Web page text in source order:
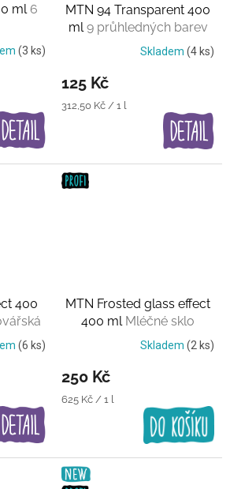
ml 6
(3 ks)
MTN 94 Transparent 400
ml 9 průhledných barev
Skladem (4 ks)
125 Kč
Měrná
312,50 Kč / 1 l
400
(6 ks)
MTN Frosted glass effect
400 ml Mléčné sklo
Skladem (2 ks)
250 Kč
Měrná
625 Kč / 1 l